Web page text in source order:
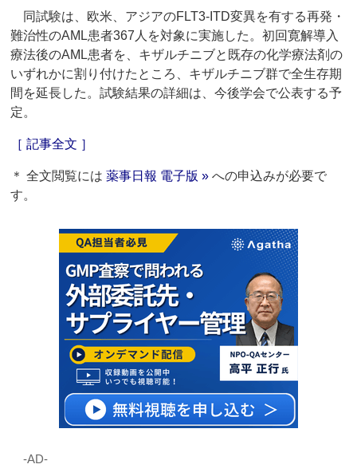
同試験は、欧米、アジアのFLT3-ITD変異を有する再発・
難治性のAML患者367人を対象に実施した。初回寛解導入
療法後のAML患者を、キザルチニブと既存の化学療法剤の
いずれかに割り付けたところ、キザルチニブ群で全生存期
間を延長した。試験結果の詳細は、今後学会で公表する予
定。
［ 記事全文 ］
＊ 全文閲覧には薬事日報 電子版 » への申込みが必要で
す。
‐AD‐